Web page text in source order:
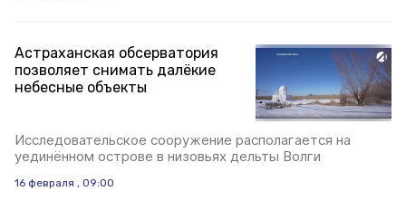
Астраханская обсерватория
позволяет снимать далёкие
небесные объекты
Исследовательское сооружение располагается на
уединённом острове в низовьях дельты Волги
16 февраля , 09:00